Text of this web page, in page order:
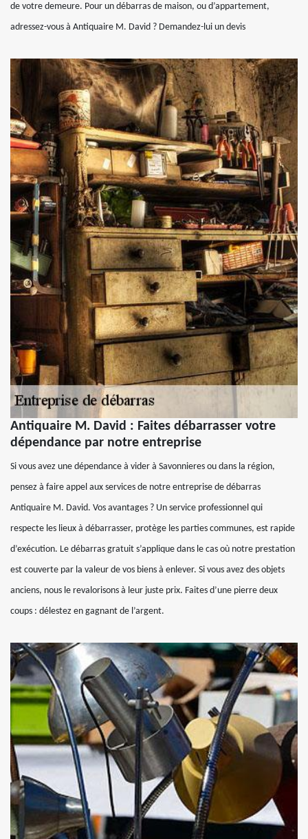
de votre demeure. Pour un débarras de maison, ou d’appartement,
adressez-vous à Antiquaire M. David ? Demandez-lui un devis
Antiquaire M. David : Faites débarrasser votre
dépendance par notre entreprise
Si vous avez une dépendance à vider à Savonnieres ou dans la région,
pensez à faire appel aux services de notre entreprise de débarras
Antiquaire M. David. Vos avantages ? Un service professionnel qui
respecte les lieux à débarrasser, protège les parties communes, est rapide
d’exécution. Le débarras gratuit s’applique dans le cas où notre prestation
est couverte par la valeur de vos biens à enlever. Si vous avez des objets
anciens, nous le revalorisons à leur juste prix. Faites d’une pierre deux
coups : délestez en gagnant de l’argent.